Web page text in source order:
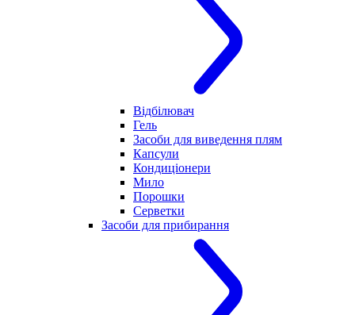
Відбілювач
Гель
Засоби для виведення плям
Капсули
Кондиціонери
Мило
Порошки
Серветки
Засоби для прибирання